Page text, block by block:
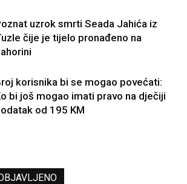
uzrok smrti Seada Jahića iz
čije je tijelo pronađeno na
korisnika bi se mogao povećati:
bi još mogao imati pravo na dječiji
od 195 KM